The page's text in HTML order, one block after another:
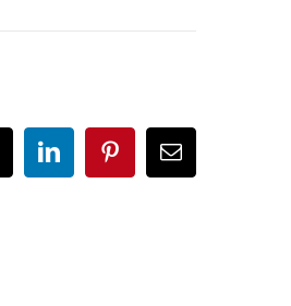
LinkedInPinterestCorreo
electrónico